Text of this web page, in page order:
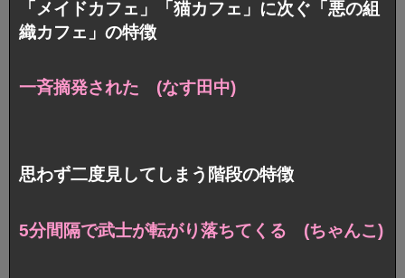
「メイドカフェ」「猫カフェ」に次ぐ「悪の組
織カフェ」の特徴
一斉摘発された (なす田中)
思わず二度見してしまう階段の特徴
5分間隔で武士が転がり落ちてくる (ちゃんこ)